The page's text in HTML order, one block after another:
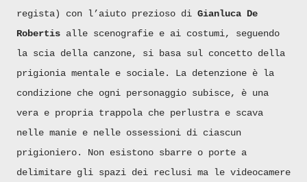
regista) con l’aiuto prezioso di Gianluca De
Robertis alle scenografie e ai costumi, seguendo
la scia della canzone, si basa sul concetto della
prigionia mentale e sociale. La detenzione è la
condizione che ogni personaggio subisce, è una
vera e propria trappola che perlustra e scava
nelle manie e nelle ossessioni di ciascun
prigioniero. Non esistono sbarre o porte a
delimitare gli spazi dei reclusi ma le videocamere